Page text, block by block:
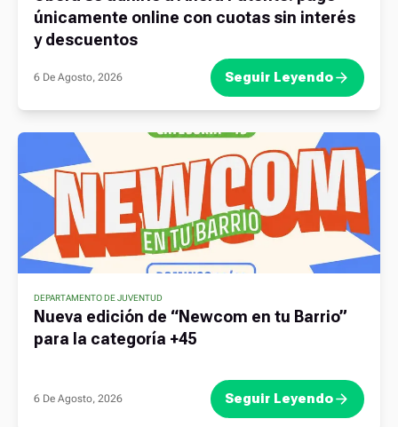
únicamente online con cuotas sin interés
y descuentos
6 De Agosto, 2026 Seguir Leyendo
DEPARTAMENTO DE JUVENTUD
Nueva edición de “Newcom en tu Barrio”
para la categoría +45
6 De Agosto, 2026 Seguir Leyendo